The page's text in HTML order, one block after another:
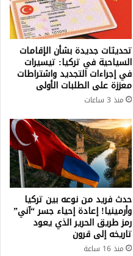
تحديثات جديدة بشأن الإقامات
السياحية في تركيا: تيسيرات
في إجراءات التجديد واشتراطات
معززة على الطلبات الأولى
منذ 3 ساعات
حدث فريد من نوعه بين تركيا
وأرمينيا! إعادة إحياء جسر “آني”
رمز طريق الحرير الذي يعود
تاريخه إلى قرون
منذ 16 ساعة